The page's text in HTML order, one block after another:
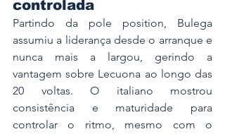
controlada
Partindo da pole position, Bulega
assumiu a liderança desde o arranque e
nunca mais a largou, gerindo a
vantagem sobre Lecuona ao longo das
20 voltas. O italiano mostrou
consistência e maturidade para
controlar o ritmo, mesmo com o